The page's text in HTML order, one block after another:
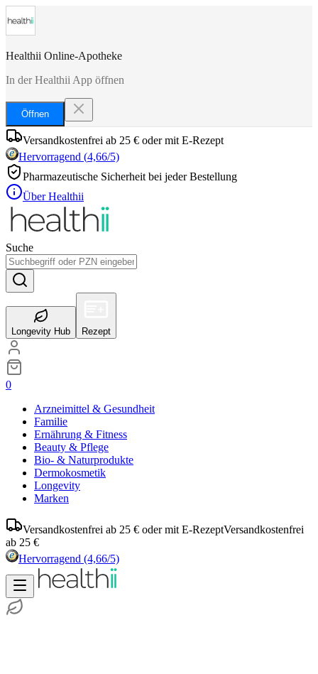
Healthii Online-Apotheke
In der Healthii App öffnen
Öffnen
Versandkostenfrei ab 25 € oder mit E-Rezept
Hervorragend (4,66/5)
Pharmazeutische Sicherheit bei jeder Bestellung
Über Healthii
Suche
Longevity Hub Rezept
0
Arzneimittel & Gesundheit
Familie
Ernährung & Fitness
Beauty & Pflege
Bio- & Naturprodukte
Dermokosmetik
Longevity
Marken
Versandkostenfrei ab 25 € oder mit E-RezeptVersandkostenfrei
ab 25 €
Hervorragend (4,66/5)